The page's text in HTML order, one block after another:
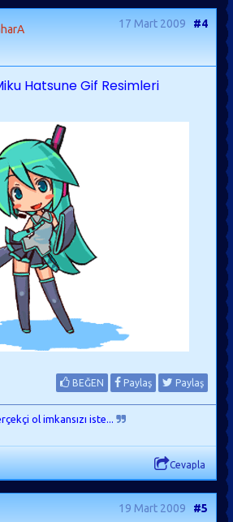
17 Mart 2009 #4
Hatsune Gif Resimleri
BEĞEN Paylaş Paylaş
ol imkansızı iste...
Cevapla
19 Mart 2009 #5